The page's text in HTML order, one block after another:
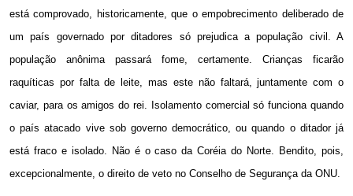
está comprovado, historicamente, que o empobrecimento deliberado de
um país governado por ditadores só prejudica a população civil. A
população anônima passará fome, certamente. Crianças ficarão
raquíticas por falta de leite, mas este não faltará, juntamente com o
caviar, para os amigos do rei. Isolamento comercial só funciona quando
o país atacado vive sob governo democrático, ou quando o ditador já
está fraco e isolado. Não é o caso da Coréia do Norte. Bendito, pois,
excepcionalmente, o direito de veto no Conselho de Segurança da ONU.